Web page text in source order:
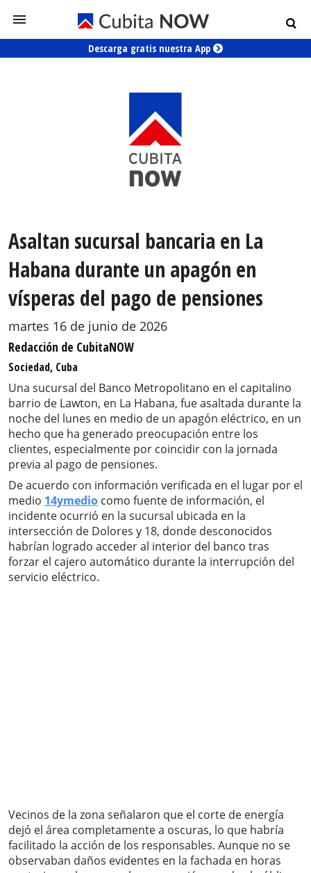
Descarga gratis nuestra App
Asaltan sucursal bancaria en La
Habana durante un apagón en
vísperas del pago de pensiones
martes 16 de junio de 2026
Redacción de CubitaNOW
Sociedad, Cuba
Una sucursal del Banco Metropolitano en el capitalino
barrio de Lawton, en La Habana, fue asaltada durante la
noche del lunes en medio de un apagón eléctrico, en un
hecho que ha generado preocupación entre los
clientes, especialmente por coincidir con la jornada
previa al pago de pensiones.
De acuerdo con información verificada en el lugar por el
medio 14ymedio como fuente de información, el
incidente ocurrió en la sucursal ubicada en la
intersección de Dolores y 18, donde desconocidos
habrían logrado acceder al interior del banco tras
forzar el cajero automático durante la interrupción del
servicio eléctrico.
Vecinos de la zona señalaron que el corte de energía
dejó el área completamente a oscuras, lo que habría
facilitado la acción de los responsables. Aunque no se
observaban daños evidentes en la fachada en horas